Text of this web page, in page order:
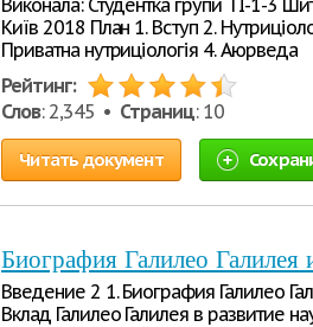
Виконала: Студентка групи ТІ-1-3
Київ 2018 План 1. Вступ 2.
Приватна нутриціологія 4. Аюрведа
Рейтинг:
Слов: 2,345 • Страниц: 10
Читать документ
Биография Галилео Галилея
Введение 2 1. Биография Галилео
Вклад Галилео Галилея в развитие